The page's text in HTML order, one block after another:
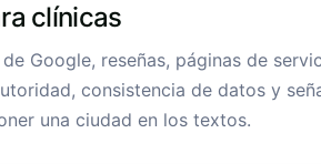
clínicas
Google, reseñas, páginas de
consistencia de datos y
una ciudad en los textos.